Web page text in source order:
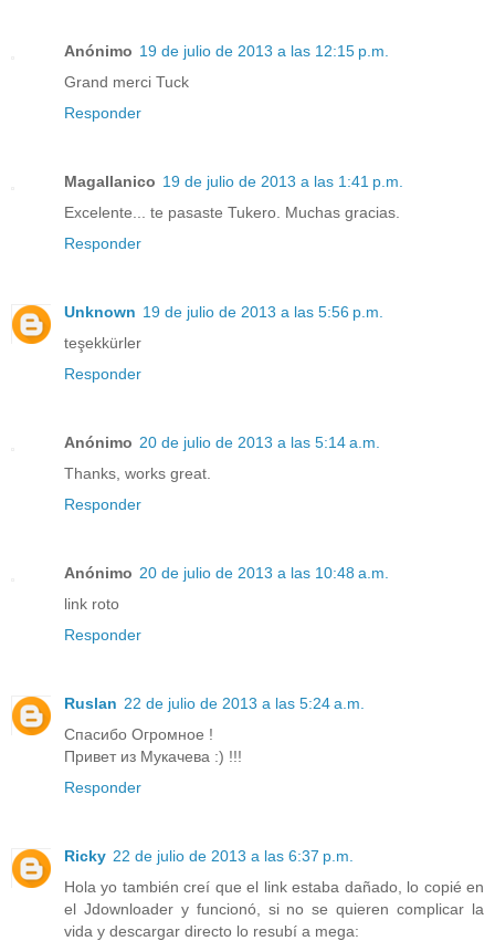
Anónimo 19 de julio de 2013 a las 12:15 p.m.
Grand merci Tuck
Responder
Magallanico 19 de julio de 2013 a las 1:41 p.m.
Excelente... te pasaste Tukero. Muchas gracias.
Responder
Unknown 19 de julio de 2013 a las 5:56 p.m.
teşekkürler
Responder
Anónimo 20 de julio de 2013 a las 5:14 a.m.
Thanks, works great.
Responder
Anónimo 20 de julio de 2013 a las 10:48 a.m.
link roto
Responder
Ruslan 22 de julio de 2013 a las 5:24 a.m.
Спасибо Огромное !
Привет из Мукачева :) !!!
Responder
Ricky 22 de julio de 2013 a las 6:37 p.m.
Hola yo también creí que el link estaba dañado, lo copié en
el Jdownloader y funcionó, si no se quieren complicar la
vida y descargar directo lo resubí a mega: